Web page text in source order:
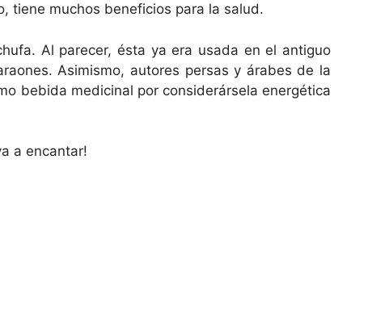
tiene muchos beneficios para la salud.
Al parecer, ésta ya era usada en el antiguo
Asimismo, autores persas y árabes de la
bebida medicinal por considerársela energética
a encantar!